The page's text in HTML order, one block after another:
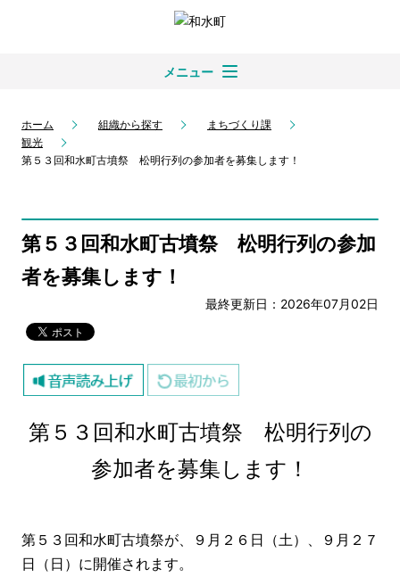
メニュー
ホーム 組織から探す
まちづくり課
観光
第５３回和水町古墳祭 松明行列の参加者を募集します！
第５３回和水町古墳祭 松明行列の参加
者を募集します！
最終更新日：2026年07月02日
第５３回和水町古墳祭 松明行列の
参加者を募集します！
第５３回和水町古墳祭が、９月２６日（土）、９月２７
日（日）に開催されます。